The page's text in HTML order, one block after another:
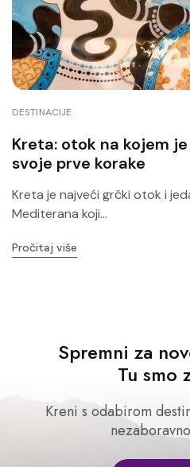
DESTINACIJE
Kreta: otok na kojem
svoje prve korake
Kreta je najveći grčki otok i
Mediterana koji...
Pročitaj više
Spremni za
Tu smo
Kreni s odabirom